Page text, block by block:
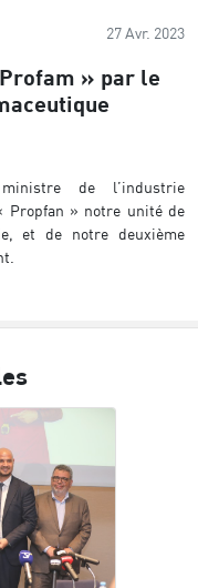
27 Avr. 2023
» par le
de l’industrie
Propfan » notre unité de
et de notre deuxième